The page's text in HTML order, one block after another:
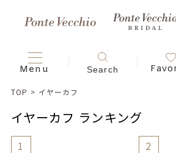
TOP > イヤーカフ
イヤーカフ ランキング
1 2